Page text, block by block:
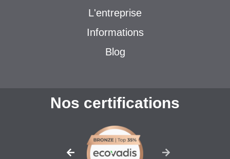
L'entreprise
Informations
Blog
Nos certifications